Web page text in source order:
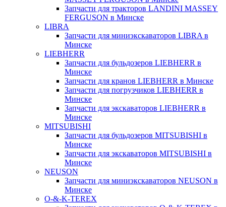
Запчасти для тракторов LANDINI MASSEY
FERGUSON в Минске
LIBRA
Запчасти для миниэкскаваторов LIBRA в
Минске
LIEBHERR
Запчасти для бульдозеров LIEBHERR в
Минске
Запчасти для кранов LIEBHERR в Минске
Запчасти для погрузчиков LIEBHERR в
Минске
Запчасти для экскаваторов LIEBHERR в
Минске
MITSUBISHI
Запчасти для бульдозеров MITSUBISHI в
Минске
Запчасти для экскаваторов MITSUBISHI в
Минске
NEUSON
Запчасти для миниэкскаваторов NEUSON в
Минске
O-&-K-TEREX